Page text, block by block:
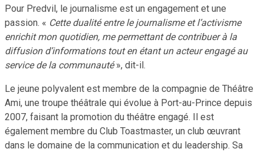
Pour Predvil, le journalisme est un engagement et une
passion. « Cette dualité entre le journalisme et l’activisme
enrichit mon quotidien, me permettant de contribuer à la
diffusion d’informations tout en étant un acteur engagé au
service de la communauté», dit-il.
Le jeune polyvalent est membre de la compagnie de Théâtre
Ami, une troupe théâtrale qui évolue à Port-au-Prince depuis
2007, faisant la promotion du théâtre engagé. Il est
également membre du Club Toastmaster, un club œuvrant
dans le domaine de la communication et du leadership. Sa